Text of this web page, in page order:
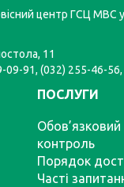
центр ГСЦ МВС у
11
09-91, (032) 255-46-
ПОСЛУГИ
Обов’язковий
контроль
Порядок
Часті